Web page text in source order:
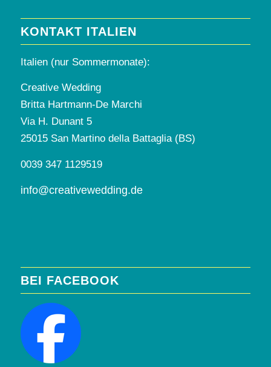
KONTAKT ITALIEN
Italien (nur Sommermonate):
Creative Wedding
Britta Hartmann-De Marchi
Via H. Dunant 5
25015 San Martino della Battaglia (BS)
0039 347 1129519
info@creativewedding.de
BEI FACEBOOK